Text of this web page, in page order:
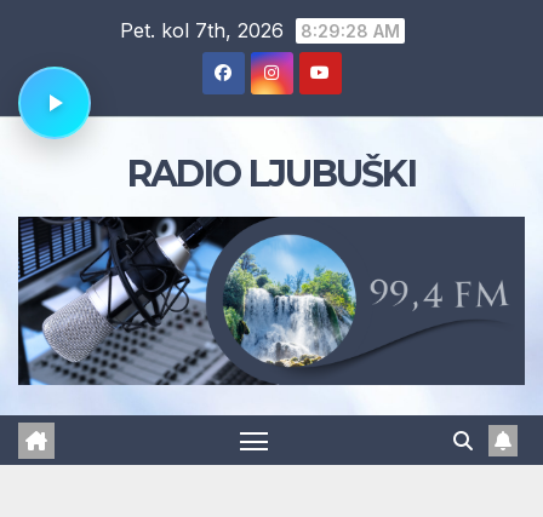
content
Pet. kol 7th, 2026 8:29:29 AM
RADIO LJUBUŠKI